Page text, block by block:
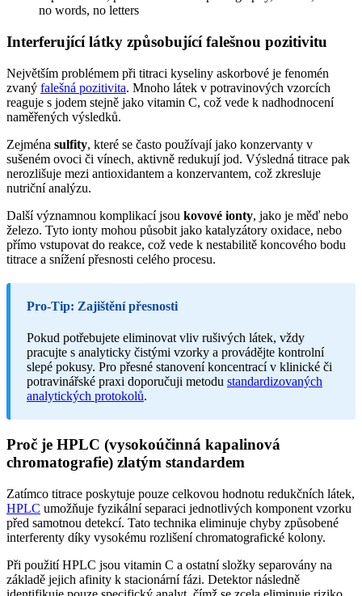
Interferující látky způsobující falešnou pozitivitu
Největším problémem při titraci kyseliny askorbové je fenomén
zvaný falešná pozitivita. Mnoho látek v potravinových vzorcích
reaguje s jodem stejně jako vitamin C, což vede k nadhodnocení
naměřených výsledků.
Zejména sulfity, které se často používají jako konzervanty v
sušeném ovoci či vínech, aktivně redukují jod. Výsledná titrace pak
nerozlišuje mezi antioxidantem a konzervantem, což zkresluje
nutriční analýzu.
Další významnou komplikací jsou kovové ionty, jako je měď nebo
železo. Tyto ionty mohou působit jako katalyzátory oxidace, nebo
přímo vstupovat do reakce, což vede k nestabilitě koncového bodu
titrace a snížení přesnosti celého procesu.
Pro-Tip: Zajištění přesnosti
Pokud potřebujete eliminovat vliv rušivých látek, vždy
pracujte s analyticky čistými vzorky a provádějte kontrolní
slepé pokusy. Pro přesné stanovení koncentrací v klinické či
potravinářské praxi doporučuji metodu standardizovaných
analytických protokolů.
Proč je HPLC (vysokoúčinná kapalinová
chromatografie) zlatým standardem
Zatímco titrace poskytuje pouze celkovou hodnotu redukčních látek,
HPLC umožňuje fyzikální separaci jednotlivých komponent vzorku
před samotnou detekcí. Tato technika eliminuje chyby způsobené
interferenty díky vysokému rozlišení chromatografické kolony.
Při použití HPLC jsou vitamin C a ostatní složky separovány na
základě jejich afinity k stacionární fázi. Detektor následně